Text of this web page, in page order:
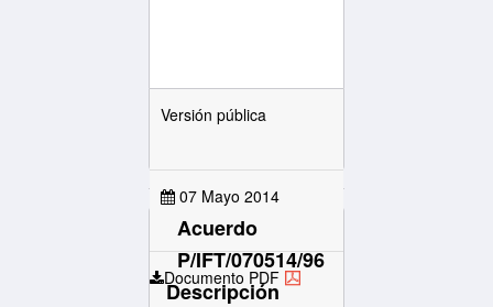
Versión pública
07 Mayo 2014
Documento PDF
Acuerdo
P/IFT/070514/96
Descripción